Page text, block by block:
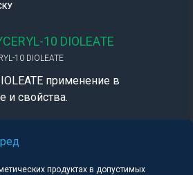
10 DIOLEATE
10 DIOLEATE
применение в
и свойства.
продуктах в допустимых